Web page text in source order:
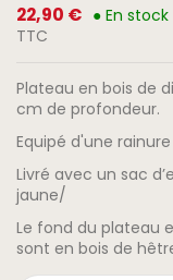
22,90 € ● En stock
TTC
Plateau en bois de
cm de profondeur.
Equipé d'une
Livré avec un sac
jaune/
Le fond du plateau
sont en bois de